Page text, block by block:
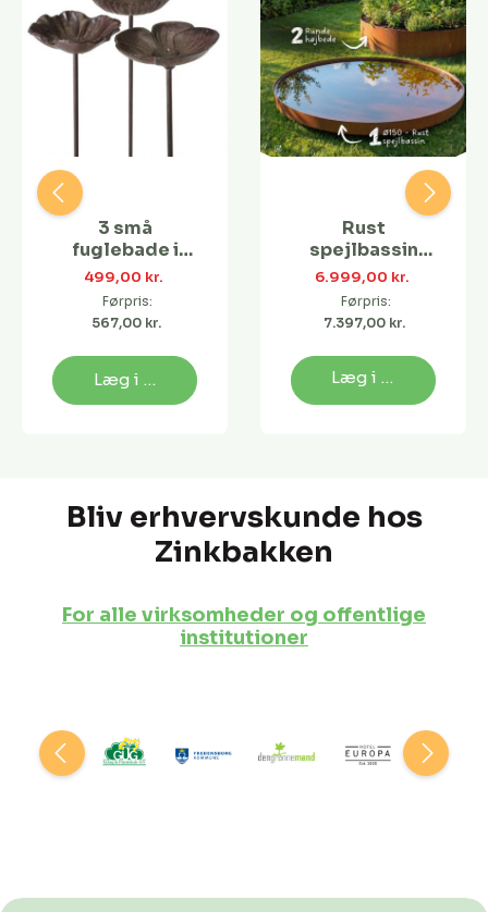
3 små
fuglebade i
støbejern
499,00 kr.
Førpris:
567,00 kr.
Læg i kurv
Rust
spejlbassin
Ø150 med
runde højbede
| Flere
størrelser
6.999,00 kr.
Førpris:
7.397,00 kr.
Læg i kurv
Bliv erhvervskunde hos
Zinkbakken
For alle virksomheder og offentlige
institutioner